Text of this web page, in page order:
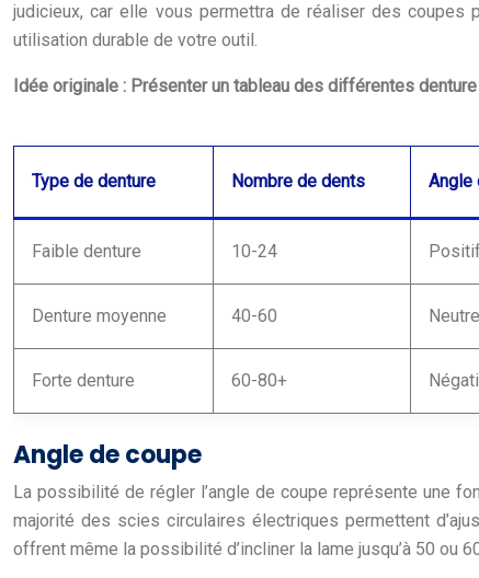
judicieux, car elle vous permettra de réaliser des
utilisation durable de votre outil.
Idée originale : Présenter un tableau des différentes
Type de denture Nombre de dents Angle
Faible denture 10-24
Denture moyenne 40-60
Forte denture 60-80+
Angle de coupe
La possibilité de régler l’angle de coupe représente une
majorité des scies circulaires électriques permettent
offrent même la possibilité d’incliner la lame jusqu’à 50